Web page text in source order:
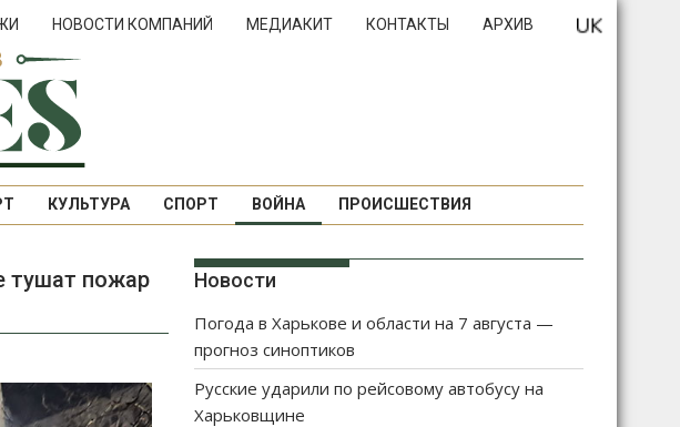
НОВОСТИ КОМПАНИЙ МЕДИАКИТ КОНТАКТЫ АРХИВ
КУЛЬТУРА СПОРТ ВОЙНА ПРОИСШЕСТВИЯ
тушат пожар
Новости
Погода в Харькове и области на 7 августа —
прогноз синоптиков
Русские ударили по рейсовому автобусу на
Харьковщине